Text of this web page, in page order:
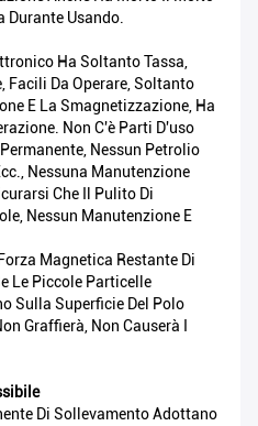
Durante Usando.
Ha Soltanto Tassa,
Facili Da Operare, Soltanto
E La Smagnetizzazione, Ha
Non C'è Parti D'uso
Nessun Petrolio
Nessuna Manutenzione
Che Il Pulito Di
Nessun Manutenzione E
Magnetica Restante Di
Le Piccole Particelle
Sulla Superficie Del Polo
Graffierà, Non Causerà I
Di Sollevamento Adottano